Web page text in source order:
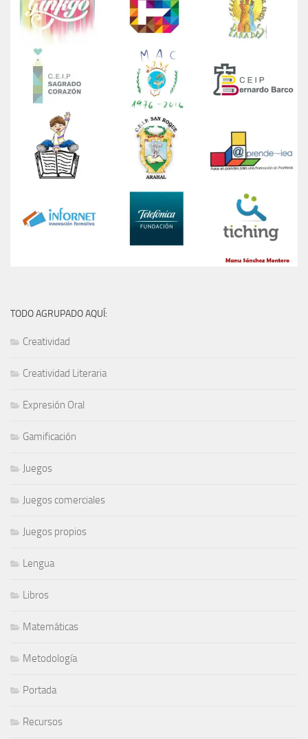
TODO AGRUPADO AQUÍ:
Creatividad
Creatividad Literaria
Expresión Oral
Gamificación
Juegos
Juegos comerciales
Juegos propios
Lengua
Libros
Matemáticas
Metodología
Portada
Recursos